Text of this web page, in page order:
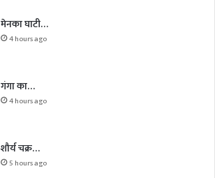
मेनका घाटी…
4 hours ago
गंगा का…
4 hours ago
शौर्य चक्र…
5 hours ago